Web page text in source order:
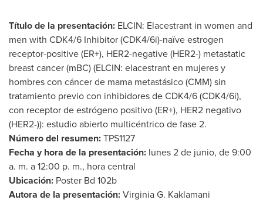
Título de la presentación: ELCIN: Elacestrant in women and
men with CDK4/6 Inhibitor (CDK4/6i)-naïve estrogen
receptor-positive (ER+), HER2-negative (HER2-) metastatic
breast cancer (mBC) (ELCIN: elacestrant en mujeres y
hombres con cáncer de mama metastásico (CMM) sin
tratamiento previo con inhibidores de CDK4/6 (CDK4/6i),
con receptor de estrógeno positivo (ER+), HER2 negativo
(HER2-)): estudio abierto multicéntrico de fase 2.
Número del resumen:TPS1127
Fecha y hora de la presentación: lunes 2 de junio, de 9:00
a. m. a 12:00 p. m., hora central
Ubicación: Poster Bd 102b
Autora de la presentación:Virginia G. Kaklamani